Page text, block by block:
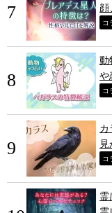
顔
コ
動
や
コ
カ
コ
霊